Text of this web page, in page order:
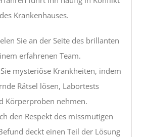
Krankenhauses.
Sie an der Seite des brillanten
erfahrenen Team.
mysteriöse Krankheiten, indem
Rätsel lösen, Labortests
Körperproben nehmen.
den Respekt des missmutigen
deckt einen Teil der Lösung